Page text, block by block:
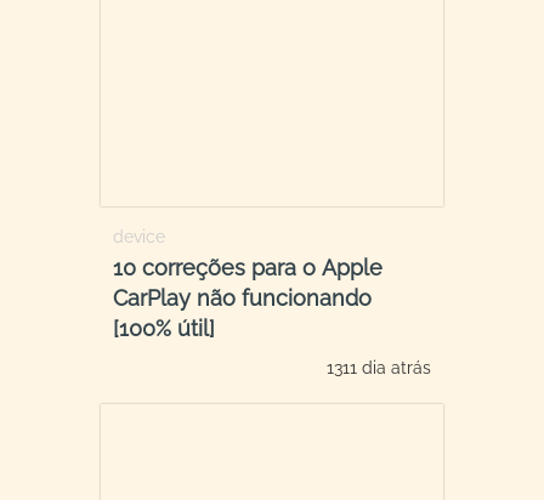
device
10 correções para o Apple
CarPlay não funcionando
[100% útil]
1311 dia atrás